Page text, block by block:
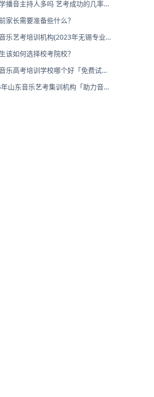
播音主持人多吗 艺考成功的几率是
家长需要准备些什么？
乐艺考培训机构(2023年无锡专业
该如何选择校考院校？
乐高考培训学校哪个好「免费试
山东音乐艺考集训机构「助力音乐